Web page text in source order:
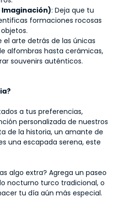
Imaginación): Deja que tu
formaciones rocosas
el arte detrás de las únicas
alfombras hasta cerámicas,
souvenirs auténticos.
a tus preferencias,
personalizada de nuestros
de la historia, un amante de
una escapada serena, este
algo extra? Agrega un paseo
nocturno turco tradicional, o
tu día aún más especial.